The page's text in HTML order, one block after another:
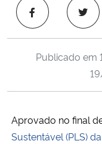
Ministério da Saúde
Ministério de Minas e Energia
Ministério do Meio Ambiente
Publicado em
Aprovado no final
Sustentável (PLS)